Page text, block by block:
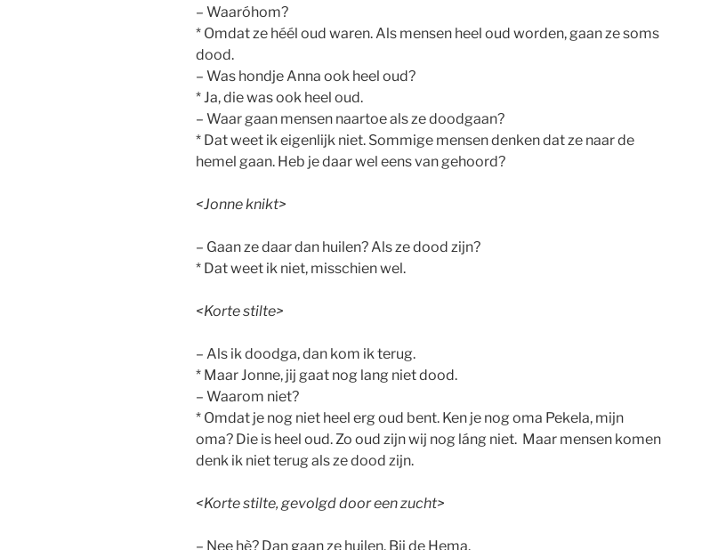
– Waaróhom?
* Omdat ze héél oud waren. Als mensen heel oud worden, gaan ze soms
dood.
– Was hondje Anna ook heel oud?
* Ja, die was ook heel oud.
– Waar gaan mensen naartoe als ze doodgaan?
* Dat weet ik eigenlijk niet. Sommige mensen denken dat ze naar de
hemel gaan. Heb je daar wel eens van gehoord?
<Jonne knikt>
– Gaan ze daar dan huilen? Als ze dood zijn?
* Dat weet ik niet, misschien wel.
<Korte stilte>
– Als ik doodga, dan kom ik terug.
* Maar Jonne, jij gaat nog lang niet dood.
– Waarom niet?
* Omdat je nog niet heel erg oud bent. Ken je nog oma Pekela, mijn
oma? Die is heel oud. Zo oud zijn wij nog láng niet. Maar mensen komen
denk ik niet terug als ze dood zijn.
<Korte stilte, gevolgd door een zucht>
– Nee hè? Dan gaan ze huilen. Bij de Hema.